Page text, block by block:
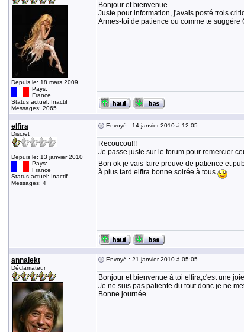
Depuis le: 18 mars 2009
Pays:
France
Status actuel: Inactif
Messages: 2065
Bonjour et bienvenue...
Juste pour information, j'avais posté trois
Armes-toi de patience ou comme te suggère
elfira
Discret
Depuis le: 13 janvier 2010
Pays:
France
Status actuel: Inactif
Messages: 4
Envoyé : 14 janvier 2010 à 12:05
Recoucou!!!
Je passe juste sur le forum pour remercier
Bon ok je vais faire preuve de patience et
à plus tard elfira bonne soirée à tous
annalekt
Déclamateur
Envoyé : 21 janvier 2010 à 05:05
Bonjour et bienvenue à toi elfira,c'est une
Je ne suis pas patiente du tout donc je ne
Bonne journée.